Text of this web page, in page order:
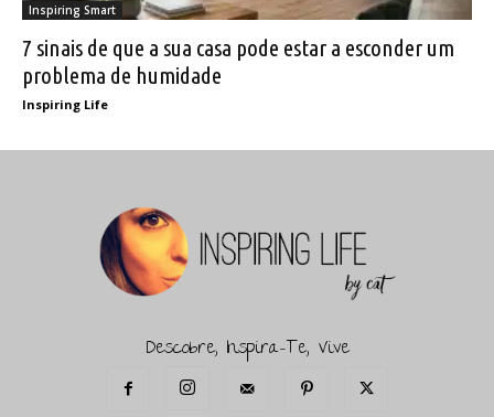
Inspiring Smart
7 sinais de que a sua casa pode estar a esconder um
problema de humidade
Inspiring Life
Descobre, Inspira-Te, Vive